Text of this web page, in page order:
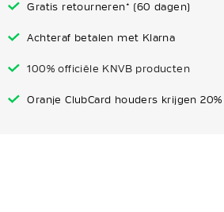
Gratis retourneren* (60 dagen)
Achteraf betalen met Klarna
100% officiële KNVB producten
Oranje ClubCard houders krijgen